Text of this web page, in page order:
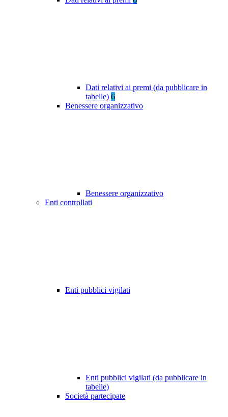
Dati relativi ai premi (da pubblicare in
tabelle) 6
Benessere organizzativo
Benessere organizzativo
Enti controllati
Enti pubblici vigilati
Enti pubblici vigilati (da pubblicare in
tabelle)
Società partecipate